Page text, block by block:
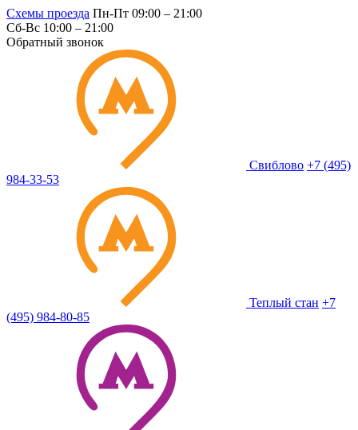
Схемы проезда Пн-Пт 09:00 – 21:00
Сб-Вс 10:00 – 21:00
Обратный звонок
Свиблово +7 (495)
984-33-53
Теплый стан +7
(495) 984-80-85